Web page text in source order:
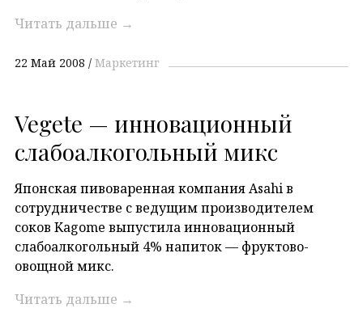
Читать дальше →
22 Май 2008 Маркетинг
Vegete — инновационный
слабоалкогольный микс
Японская пивоваренная компания Asahi в
сотрудничестве с ведущим производителем
соков Kagome выпустила инновационный
слабоалкогольный 4% напиток — фруктово-
овощной микс.
Читать дальше →